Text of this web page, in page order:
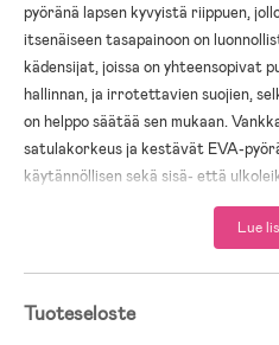
pyöränä lapsen kyvyistä riippuen,
itsenäiseen tasapainoon on
kädensijat, joissa on yhteensopivat
hallinnan, ja irrotettavien suojien,
on helppo säätää sen mukaan.
satulakorkeus ja kestävät EVA-
käytännöllisen sekä sisä- että
Monivaiheinen tasapainon ja
harjoittelu
Vaihtamalla tilojen välillä lapsia
Lue
Tuoteseloste